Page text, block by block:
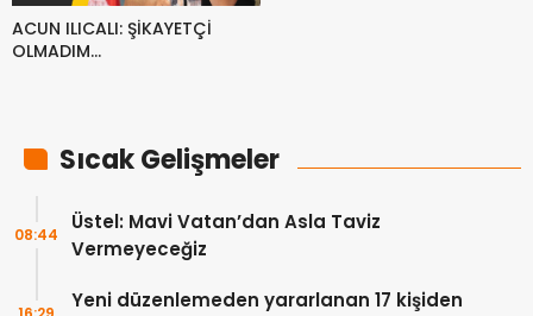
ACUN ILICALI: ŞİKAYETÇİ
OLMADIM…
Sıcak Gelişmeler
Üstel: Mavi Vatan’dan Asla Taviz
Vermeyeceğiz
08:44
Yeni düzenlemeden yararlanan 17 kişiden